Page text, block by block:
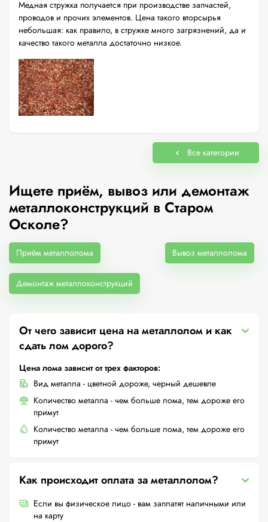
Медная стружка получается при производстве запчастей,
проводов и прочих элементов. Цена такого вторсырья
небольшая: как правило, в стружке много загрязнений, да и
качество такого металла достаточно низкое.
Все категории
Ищете приём, вывоз или демонтаж
металлоконструкций в Старом
Осколе?
Приём металлолома Вывоз металлолома
Демонтаж металлоконструкций
От чего зависит цена на металлолом и как
сдать лом дорого?
Цена лома зависит от трех факторов:
Вид металла - цветной дороже, черный дешевле
Количество металла - чем больше лома, тем дороже его
примут
Количество металла - чем больше лома, тем дороже его
примут
Как происходит оплата за металлолом?
Если вы физическое лицо - вам заплатят наличными или
на карту